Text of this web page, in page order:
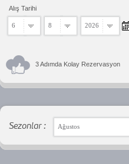
Alış Tarihi
6 8 2026
3 Adımda Kolay Rezervasyon
Sezonlar : Ağustos